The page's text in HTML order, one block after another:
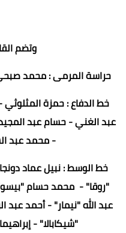
وتضم
حراسة المرمى : محمد
خط الدفاع : حمزة
عبد الغني - حسام عبد
- محمد عبد
خط الوسط : نبيل عماد
"روقا" - محمد حسام
عبد الله "نيمار" - أحمد
"شيكابالا" -